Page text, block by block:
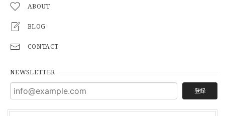
ABOUT
BLOG
CONTACT
NEWSLETTER
登録